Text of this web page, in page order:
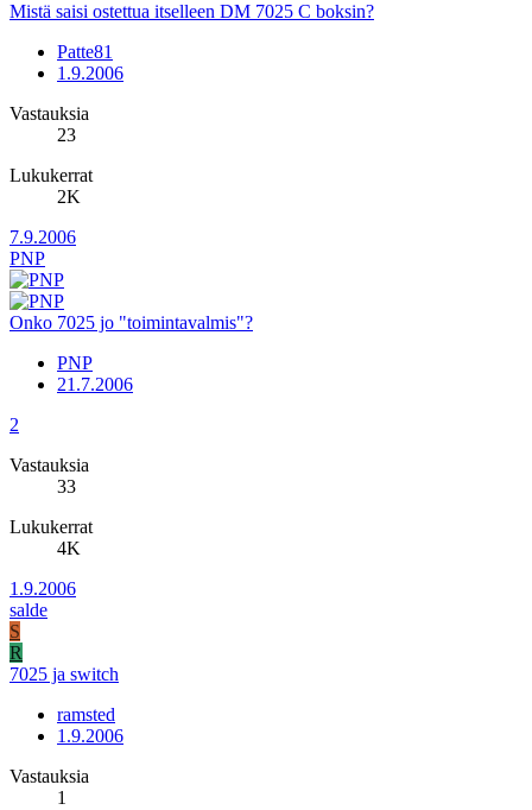
Mistä saisi ostettua itselleen DM 7025 C boksin?
Patte81
1.9.2006
Vastauksia
23
Lukukerrat
2K
7.9.2006
PNP
Onko 7025 jo "toimintavalmis"?
PNP
21.7.2006
2
Vastauksia
33
Lukukerrat
4K
1.9.2006
salde
S
R
7025 ja switch
ramsted
1.9.2006
Vastauksia
1